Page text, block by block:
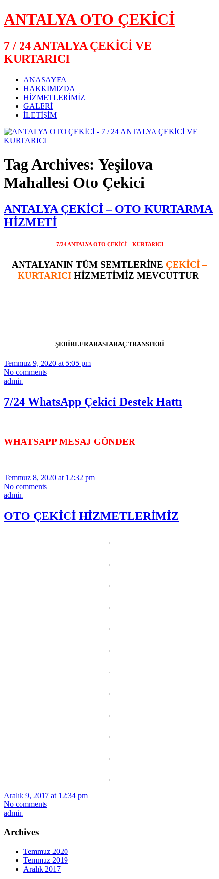
ANTALYA OTO ÇEKİCİ
7 / 24 ANTALYA ÇEKİCİ VE
KURTARICI
ANASAYFA
HAKKIMIZDA
HİZMETLERİMİZ
GALERİ
İLETİŞİM
Tag Archives: Yeşilova
Mahallesi Oto Çekici
ANTALYA ÇEKİCİ – OTO KURTARMA
HİZMETİ
7/24 ANTALYA OTO ÇEKİCİ – KURTARICI
ANTALYANIN TÜM SEMTLERİNE ÇEKİCİ –
KURTARICI HİZMETİMİZ MEVCUTTUR
ŞEHİRLER ARASI ARAÇ TRANSFERİ
Temmuz 9, 2020 at 5:05 pm
No comments
admin
7/24 WhatsApp Çekici Destek Hattı
WHATSAPP MESAJ GÖNDER
Temmuz 8, 2020 at 12:32 pm
No comments
admin
OTO ÇEKİCİ HİZMETLERİMİZ
Aralık 9, 2017 at 12:34 pm
No comments
admin
Archives
Temmuz 2020
Temmuz 2019
Aralık 2017